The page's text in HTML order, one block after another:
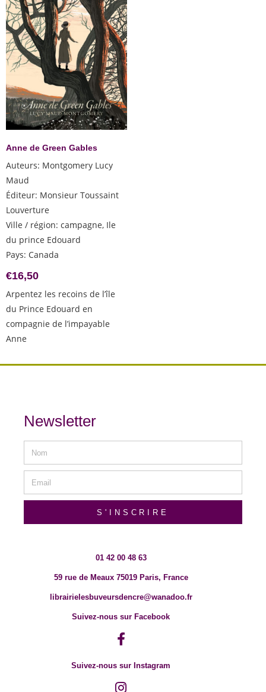
Anne de Green Gables
Auteurs: Montgomery Lucy
Maud
Éditeur: Monsieur Toussaint
Louverture
Ville / région: campagne, Ile
du prince Edouard
Pays: Canada
€16,50
Arpentez les recoins de l’île
du Prince Edouard en
compagnie de l’impayable
Anne
Newsletter
S'INSCRIRE
01 42 00 48 63
59 rue de Meaux 75019 Paris, France
librairielesbuveursdencre@wanadoo.fr
Suivez-nous sur Facebook
Suivez-nous sur Instagram